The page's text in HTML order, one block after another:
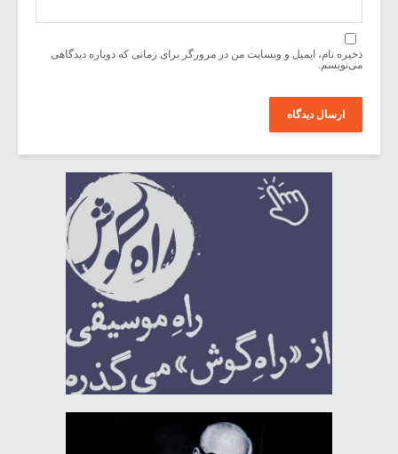
ذخیره نام، ایمیل و وبسایت من در مرورگر برای زمانی که دوباره دیدگاهی
می‌نویسم.